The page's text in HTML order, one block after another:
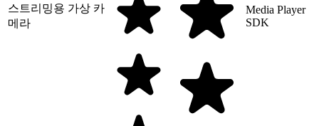
스트리밍용 가상 카
메라
Media Player
SDK